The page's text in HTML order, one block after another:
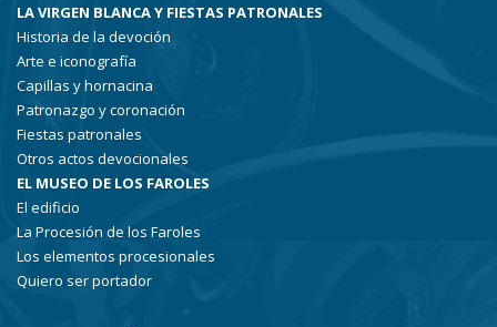
LA VIRGEN BLANCA Y FIESTAS PATRONALES
Historia de la devoción
Arte e iconografía
Capillas y hornacina
Patronazgo y coronación
Fiestas patronales
Otros actos devocionales
EL MUSEO DE LOS FAROLES
El edificio
La Procesión de los Faroles
Los elementos procesionales
Quiero ser portador